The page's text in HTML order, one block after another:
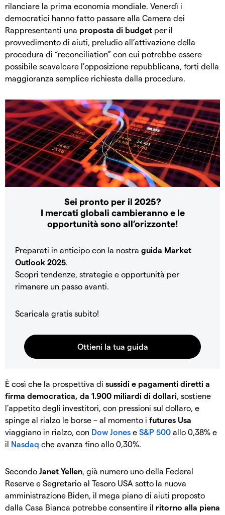
rilanciare la prima economia mondiale. Venerdì i
democratici hanno fatto passare alla Camera dei
Rappresentanti una proposta di budget per il
provvedimento di aiuti, preludio all’attivazione della
procedura di “reconciliation” con cui potrebbe essere
possibile scavalcare l’opposizione repubblicana, forti della
maggioranza semplice richiesta dalla procedura.
Sei pronto per il 2025?
I mercati globali cambieranno e le
opportunità sono all’orizzonte!
Preparati in anticipo con la nostra guida Market
Outlook 2025.
Scopri tendenze, strategie e opportunità per
rimanere un passo avanti.
Scaricala gratis subito!
È così che la prospettiva di sussidi e pagamenti diretti a
firma democratica, da 1.900 miliardi di dollari, sostiene
l’appetito degli investitori, con pressioni sul dollaro, e
spinge al rialzo le borse – al momento i futures Usa
viaggiano in rialzo, con Dow Jones e S&P 500 allo 0,38% e
il Nasdaq che avanza fino allo 0,30%.
Secondo Janet Yellen, già numero uno della Federal
Reserve e Segretario al Tesoro USA sotto la nuova
amministrazione Biden, il mega piano di aiuti proposto
dalla Casa Bianca potrebbe consentire il ritorno alla piena